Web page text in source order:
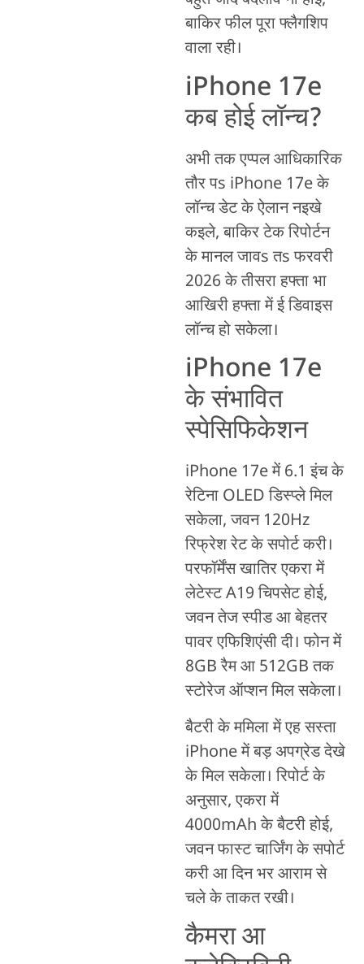
बाकिर फील पूरा फ्लैगशिप
वाला रही।
iPhone 17e
कब होई लॉन्च?
अभी तक एप्पल आधिकारिक
तौर पs iPhone 17e के
लॉन्च डेट के ऐलान नइखे
कइले, बाकिर टेक रिपोर्टन
के मानल जावs तs फरवरी
2026 के तीसरा हफ्ता भा
आखिरी हफ्ता में ई डिवाइस
लॉन्च हो सकेला।
iPhone 17e
के संभावित
स्पेसिफिकेशन
iPhone 17e में 6.1 इंच के
रेटिना OLED डिस्प्ले मिल
सकेला, जवन 120Hz
रिफ्रेश रेट के सपोर्ट करी।
परफॉर्मेंस खातिर एकरा में
लेटेस्ट A19 चिपसेट होई,
जवन तेज स्पीड आ बेहतर
पावर एफिशिएंसी दी। फोन में
8GB रैम आ 512GB तक
स्टोरेज ऑप्शन मिल सकेला।
बैटरी के ममिला में एह सस्ता
iPhone में बड़ अपग्रेड देखे
के मिल सकेला। रिपोर्ट के
अनुसार, एकरा में
4000mAh के बैटरी होई,
जवन फास्ट चार्जिंग के सपोर्ट
करी आ दिन भर आराम से
चले के ताकत रखी।
कैमरा आ